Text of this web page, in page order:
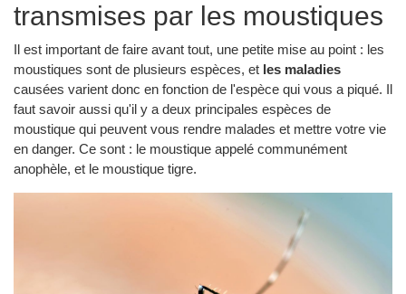
transmises par les moustiques
Il est important de faire avant tout, une petite mise au point : les
moustiques sont de plusieurs espèces, et les maladies
causées varient donc en fonction de l'espèce qui vous a piqué. Il
faut savoir aussi qu'il y a deux principales espèces de
moustique qui peuvent vous rendre malades et mettre votre vie
en danger. Ce sont : le moustique appelé communément
anophèle, et le moustique tigre.